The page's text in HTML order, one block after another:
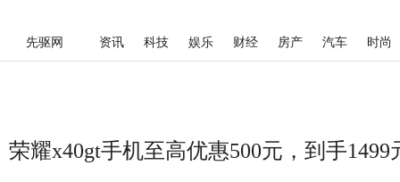
先驱网 资讯 科技 娱乐 财经 房产 汽车 时尚
荣耀x40gt手机至高优惠500元，到手1499